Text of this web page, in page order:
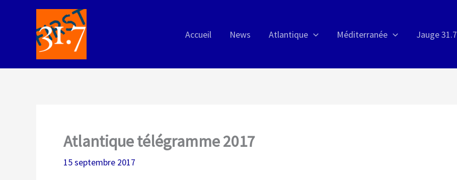
Accueil News Atlantique Méditerranée Jauge 31.7
Atlantique télégramme 2017
15 septembre 2017